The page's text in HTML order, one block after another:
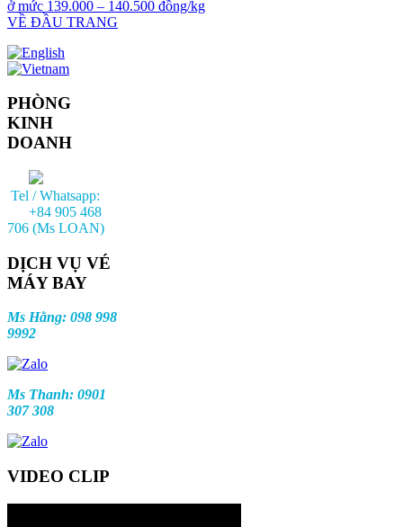
ở mức 139.000 – 140.500 đồng/kg
VỀ ĐẦU TRANG
PHÒNG
KINH
DOANH
Tel / Whatsapp:
+84 905 468
706 (Ms LOAN)
DỊCH VỤ VÉ
MÁY BAY
Ms Hằng: 098 998
9992
Ms Thanh: 0901
307 308
VIDEO CLIP